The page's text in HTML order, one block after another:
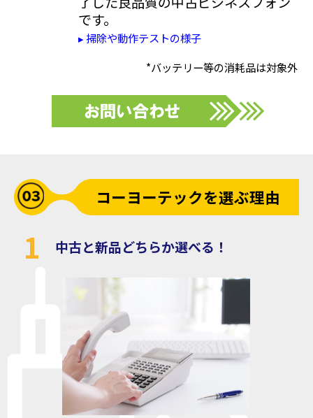
です。
▸ 掃除や動作テストの様子
*バッテリー等の消耗品は対象外
コーヨーテックを選ぶ理由
1 中古と新品どちらか選べる！